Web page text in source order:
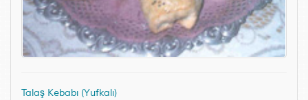
Talaş Kebabı (Yufkalı)